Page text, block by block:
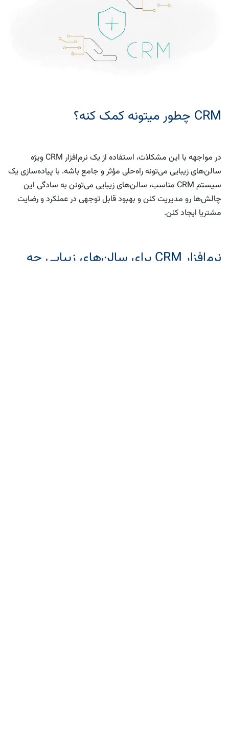
CRM چطور میتونه کمک کنه؟
در مواجهه با این مشکلات، استفاده از یک نرم‌افزار CRM ویژه
سالن‌های زیبایی می‌تونه راه‌حلی مؤثر و جامع باشه. با پیاده‌سازی یک
سیستم CRM مناسب، سالن‌های زیبایی می‌تونن به سادگی این
چالش‌ها رو مدیریت کنن و بهبود قابل توجهی در عملکرد و رضایت
مشتریا ایجاد کنن.
نرم‌افزار CRM برای سالن‌های زیبایی چه